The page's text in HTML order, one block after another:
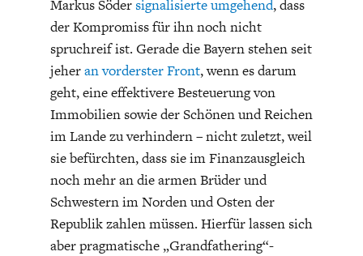
Markus Södersignalisierte umgehend, dass
der Kompromiss für ihn noch nicht
spruchreif ist. Gerade die Bayern stehen seit
jeheran vorderster Front, wenn es darum
geht, eine effektivere Besteuerung von
Immobilien sowie der Schönen und Reichen
im Lande zu verhindern – nicht zuletzt, weil
sie befürchten, dass sie im Finanzausgleich
noch mehr an die armen Brüder und
Schwestern im Norden und Osten der
Republik zahlen müssen. Hierfür lassen sich
aber pragmatische „Grandfathering“-